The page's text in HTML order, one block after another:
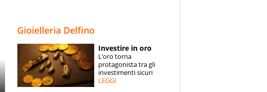
SPECIALI
ESPERTI
Gioielleria Delfino
Investire in oro
L’oro torna
protagonista tra gli
investimenti sicuri
LEGGI